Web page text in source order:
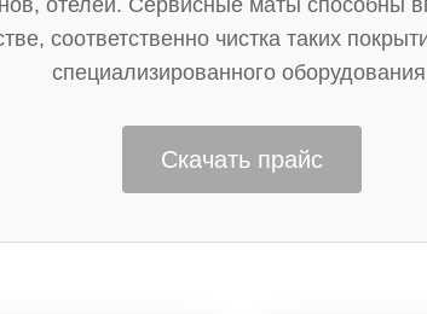
отелей. Сервисные маты способны
соответственно чистка таких
специализированного
Скачать прайс